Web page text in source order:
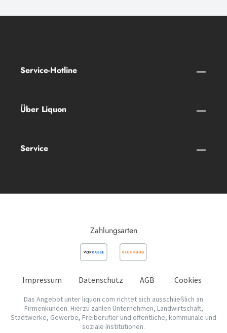
Service-Hotline
Über Liquon
Service
Zahlungsarten
Impressum Datenschutz AGB Cookies
Das Angebot unter liquon.com richtet sich ausschließlich an
Firmenkunden. Hierzu zählen Unternehmen, Landwirtschaft,
Stadtwerke, Gewerbe, Freiberufler und öffentliche, kommunale und
soziale Institutionen.